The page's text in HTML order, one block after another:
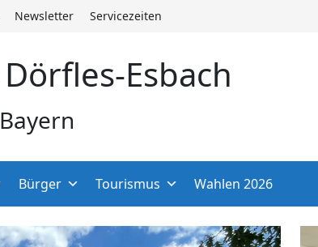
Newsletter Servicezeiten
Esbach
Bürger Tourismus Wahlen 2026